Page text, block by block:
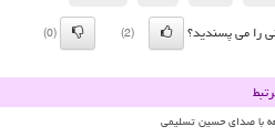
را می پسندید؟
(2)
(0)
با صدای حسین تسلیمی